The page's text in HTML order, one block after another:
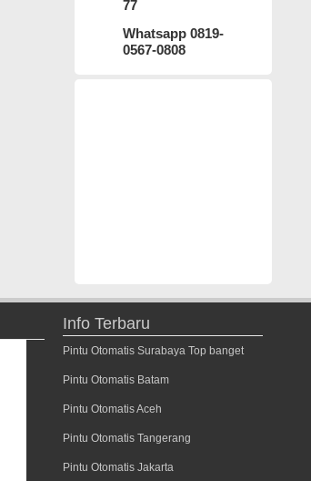
77
Whatsapp 0819-
0567-0808
Info Terbaru
Pintu Otomatis Surabaya Top banget
Pintu Otomatis Batam
Pintu Otomatis Aceh
Pintu Otomatis Tangerang
Pintu Otomatis Jakarta